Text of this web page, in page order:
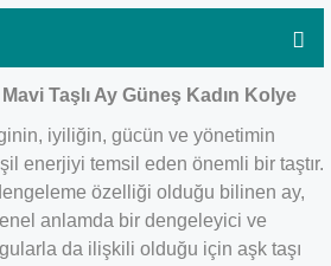
Taşlı Ay Güneş Kadın Kolye
iyiliğin, gücün ve yönetimin
enerjiyi temsil eden önemli bir taştır.
özelliği olduğu bilinen ay,
anlamda bir dengeleyici ve
da ilişkili olduğu için aşk taşı